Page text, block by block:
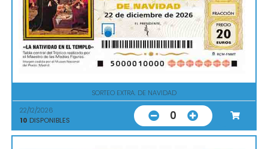
SORTEO EXTRA. DE NAVIDAD
22/12/2026
10 DISPONIBLES 0